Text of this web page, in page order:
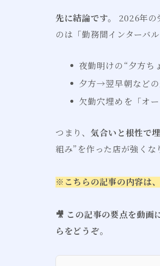
先に結論です。
2026年の
のは「勤務間インターバ
夜勤明けの“夕方ち
夕方→翌早朝など
欠勤穴埋めを「オ
つまり、 気合いと根性で
組み”を作った店が強くな
※こちらの記事の内容は
🎥 この記事の要点を動画
らをどうぞ。